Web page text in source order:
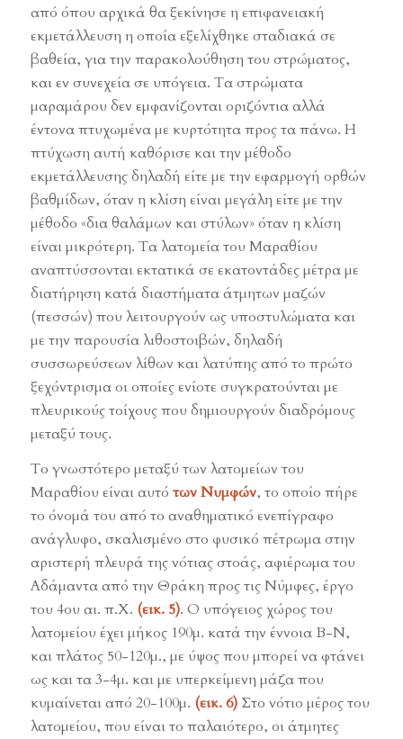
από όπου αρχικά θα ξεκίνησε η επιφανειακή
εκμετάλλευση η οποία εξελίχθηκε σταδιακά σε
βαθεία, για την παρακολούθηση του στρώματος,
και εν συνεχεία σε υπόγεια. Τα στρώματα
μαραμάρου δεν εμφανίζονται οριζόντια αλλά
έντονα πτυχωμένα με κυρτότητα προς τα πάνω. Η
πτύχωση αυτή καθόρισε και την μέθοδο
εκμετάλλευσης δηλαδή είτε με την εφαρμογή ορθών
βαθμίδων, όταν η κλίση είναι μεγάλη είτε με την
μέθοδο «δια θαλάμων και στύλων» όταν η κλίση
είναι μικρότερη. Τα λατομεία του Μαραθίου
αναπτύσσονται εκτατικά σε εκατοντάδες μέτρα με
διατήρηση κατά διαστήματα άτμητων μαζών
(πεσσών) που λειτουργούν ως υποστυλώματα και
με την παρουσία λιθοστοιβών, δηλαδή
συσσωρεύσεων λίθων και λατύπης από το πρώτο
ξεχόντρισμα οι οποίες ενίοτε συγκρατούνται με
πλευρικούς τοίχους που δημιουργούν διαδρόμους
μεταξύ τους.
Το γνωστότερο μεταξύ των λατομείων του
Μαραθίου είναι αυτό των Νυμφών, το οποίο πήρε
το όνομά του από το αναθηματικό ενεπίγραφο
ανάγλυφο, σκαλισμένο στο φυσικό πέτρωμα στην
αριστερή πλευρά της νότιας στοάς, αφιέρωμα του
Αδάμαντα από την Θράκη προς τις Νύμφες, έργο
του 4ου αι. π.Χ. (εικ. 5). Ο υπόγειος χώρος του
λατομείου έχει μήκος 190μ. κατά την έννοια Β-Ν,
και πλάτος 50-120μ., με ύψος που μπορεί να φτάνει
ως και τα 3-4μ. και με υπερκείμενη μάζα που
κυμαίνεται από 20-100μ. (εικ. 6)Στο νότιο μέρος του
λατομείου, που είναι το παλαιότερο, οι άτμητες